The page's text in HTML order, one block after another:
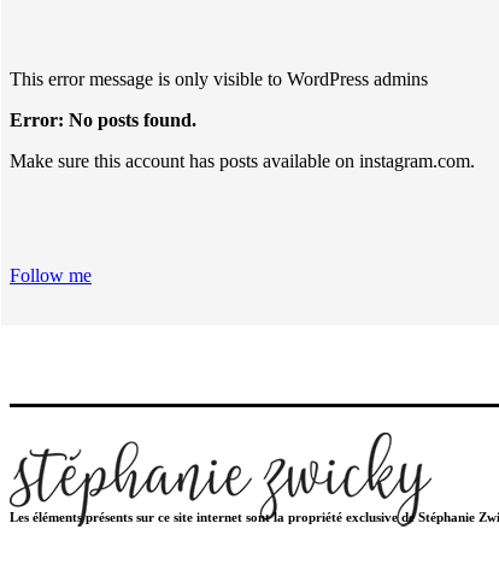
This error message is only visible to WordPress admins
Error: No posts found.
Make sure this account has posts available on instagram.com.
Follow me
Les éléments présents sur ce site internet sont la propriété exclusive de Stéphanie